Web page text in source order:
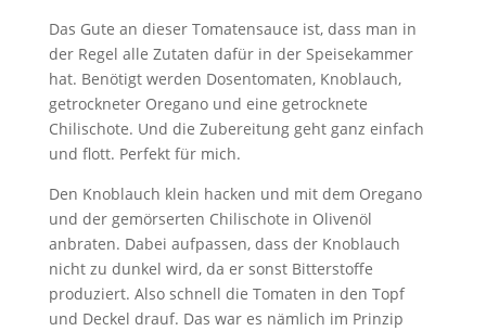
Das Gute an dieser Tomatensauce ist, dass man in
der Regel alle Zutaten dafür in der Speisekammer
hat. Benötigt werden Dosentomaten, Knoblauch,
getrockneter Oregano und eine getrocknete
Chilischote. Und die Zubereitung geht ganz einfach
und flott. Perfekt für mich.
Den Knoblauch klein hacken und mit dem Oregano
und der gemörserten Chilischote in Olivenöl
anbraten. Dabei aufpassen, dass der Knoblauch
nicht zu dunkel wird, da er sonst Bitterstoffe
produziert. Also schnell die Tomaten in den Topf
und Deckel drauf. Das war es nämlich im Prinzip